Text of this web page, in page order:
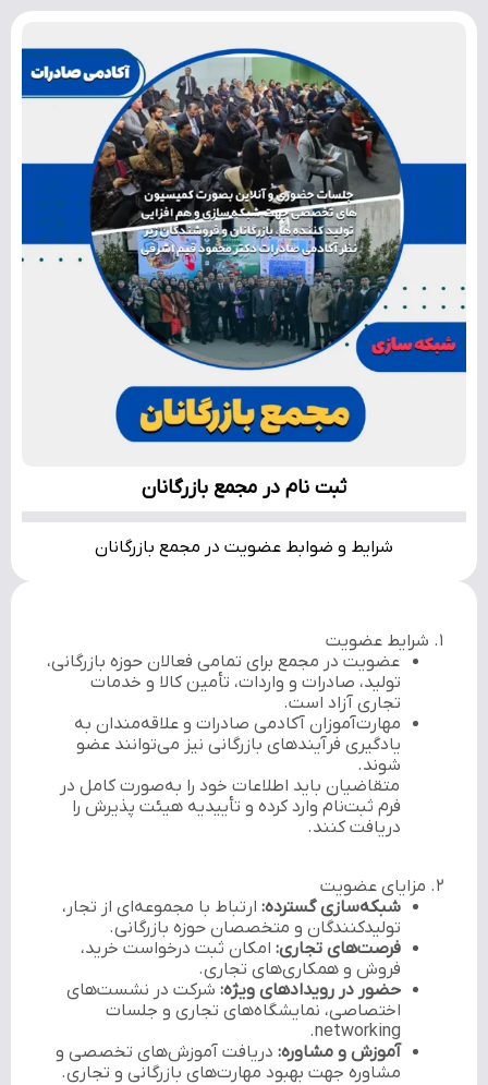
ثبت نام در مجمع بازرگانان
شرایط و ضوابط عضویت در مجمع بازرگانان
عضویت در مجمع برای تمامی فعالان حوزه بازرگانی،
تولید، صادرات و واردات، تأمین کالا و خدمات
تجاری آزاد است.
مهارت‌آموزان آکادمی صادرات و علاقه‌مندان به
یادگیری فرآیندهای بازرگانی نیز می‌توانند عضو
شوند.
متقاضیان باید اطلاعات خود را به‌صورت کامل در
فرم ثبت‌نام وارد کرده و تأییدیه هیئت پذیرش را
دریافت کنند.
۲. مزایای عضویت
شبکه‌سازی گسترده: ارتباط با مجموعه‌ای از تجار،
تولیدکنندگان و متخصصان حوزه بازرگانی.
فرصت‌های تجاری: امکان ثبت درخواست خرید،
فروش و همکاری‌های تجاری.
حضور در رویدادهای ویژه: شرکت در نشست‌های
اختصاصی، نمایشگاه‌های تجاری و جلسات
networking.
آموزش و مشاوره: دریافت آموزش‌های تخصصی و
مشاوره جهت بهبود مهارت‌های بازرگانی و تجاری.